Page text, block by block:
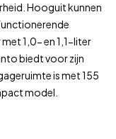
Hooguit kunnen
1,0- en 1,1-liter
biedt voor zijn
is met 155
model.